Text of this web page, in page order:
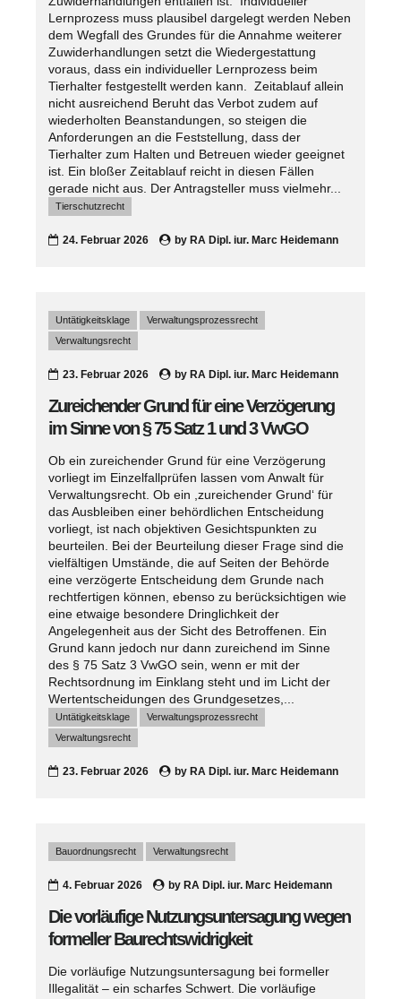
Lernprozess muss plausibel dargelegt werden Neben
dem Wegfall des Grundes für die Annahme weiterer
Zuwiderhandlungen setzt die Wiedergestattung
voraus, dass ein individueller Lernprozess beim
Tierhalter festgestellt werden kann. Zeitablauf allein
nicht ausreichend Beruht das Verbot zudem auf
wiederholten Beanstandungen, so steigen die
Anforderungen an die Feststellung, dass der
Tierhalter zum Halten und Betreuen wieder geeignet
ist. Ein bloßer Zeitablauf reicht in diesen Fällen
gerade nicht aus. Der Antragsteller muss vielmehr...
Tierschutzrecht
24. Februar 2026 byRA Dipl. iur. Marc Heidemann
Untätigkeitsklage
Verwaltungsprozessrecht
Verwaltungsrecht
23. Februar 2026 byRA Dipl. iur. Marc Heidemann
Zureichender Grund für eine Verzögerung
im Sinne von § 75 Satz 1 und 3 VwGO
Ob ein zureichender Grund für eine Verzögerung
vorliegt im Einzelfallprüfen lassen vom Anwalt für
Verwaltungsrecht. Ob ein ,zureichender Grund‘ für
das Ausbleiben einer behördlichen Entscheidung
vorliegt, ist nach objektiven Gesichtspunkten zu
beurteilen. Bei der Beurteilung dieser Frage sind die
vielfältigen Umstände, die auf Seiten der Behörde
eine verzögerte Entscheidung dem Grunde nach
rechtfertigen können, ebenso zu berücksichtigen wie
eine etwaige besondere Dringlichkeit der
Angelegenheit aus der Sicht des Betroffenen. Ein
Grund kann jedoch nur dann zureichend im Sinne
des § 75 Satz 3 VwGO sein, wenn er mit der
Rechtsordnung im Einklang steht und im Licht der
Wertentscheidungen des Grundgesetzes,...
Untätigkeitsklage
Verwaltungsprozessrecht
Verwaltungsrecht
23. Februar 2026 by RA Dipl. iur. Marc Heidemann
Bauordnungsrecht Verwaltungsrecht
4. Februar 2026 byRA Dipl. iur. Marc Heidemann
Die vorläufige Nutzungsuntersagung wegen
formeller Baurechtswidrigkeit
Die vorläufige Nutzungsuntersagung bei formeller
Illegalität – ein scharfes Schwert. Die vorläufige